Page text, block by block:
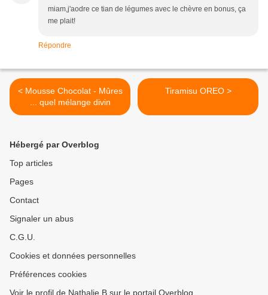
miam,j'aodre ce tian de légumes avec le chèvre en bonus, ça
me plait!
Répondre
< Mousse Chocolat - Mûres
... quel mélange divin
Tiramisu OREO >
Hébergé par Overblog
Top articles
Pages
Contact
Signaler un abus
C.G.U.
Cookies et données personnelles
Préférences cookies
Voir le profil de Nathalie B sur le portail Overblog